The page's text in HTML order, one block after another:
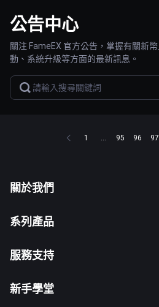
公告中心
關注 FameEX 官方公告，掌握有關新
動、系統升級等方面的最新訊息。
1 ... 95 96 97
關於我們
系列產品
服務支持
新手學堂